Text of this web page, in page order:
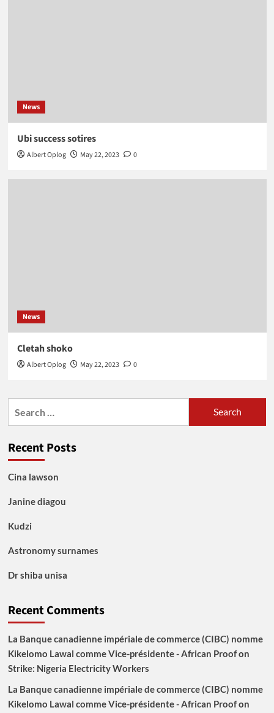
News
Ubi success sotires
Albert Oplog May 22, 2023 0
News
Cletah shoko
Albert Oplog May 22, 2023 0
Recent Posts
Cina lawson
Janine diagou
Kudzi
Astronomy surnames
Dr shiba unisa
Recent Comments
La Banque canadienne impériale de commerce (CIBC) nomme
Kikelomo Lawal comme Vice-présidente - African Proofon
Strike: Nigeria Electricity Workers
La Banque canadienne impériale de commerce (CIBC) nomme
Kikelomo Lawal comme Vice-présidente - African Proofon